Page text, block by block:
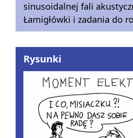
sinusoidalnej fali
Łamigłówki i zadania do
Rysunki